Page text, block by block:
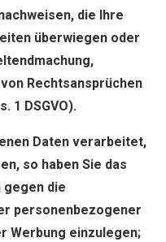
die Ihre
überwiegen oder
Rechtsansprüchen
1 DSGVO).
Daten verarbeitet,
so haben Sie das
gegen die
personenbezogener
Werbung einzulegen;